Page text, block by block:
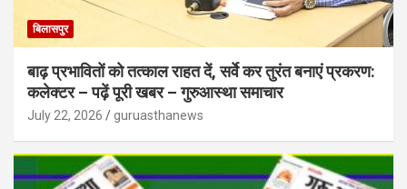
बिलासपुर
बाढ़ प्रभावितों को तत्काल राहत दें, सर्वे कर तुरंत बनाएं प्रकरण:
कलेक्टर – पढ़ें पूरी खबर – गुरुआस्था समाचार
July 22, 2026 guruasthanews